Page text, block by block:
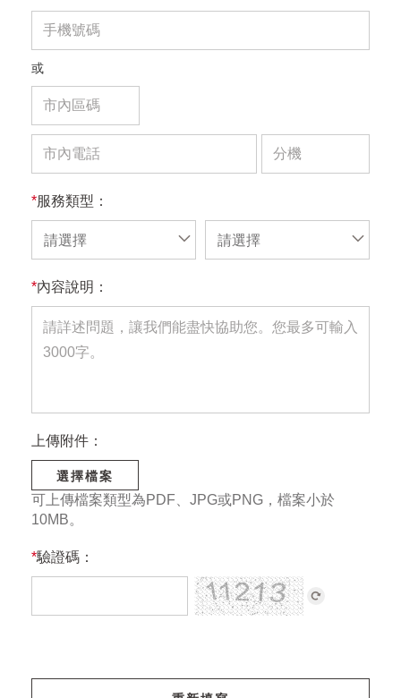
或
*服務類型：
請選擇 請選擇
*內容說明：
上傳附件：
選擇檔案
可上傳檔案類型為PDF、JPG或PNG，檔案小於
10MB。
*驗證碼：